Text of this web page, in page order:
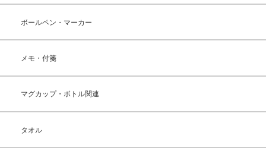
ボールペン・マーカー
メモ・付箋
マグカップ・ボトル関連
タオル